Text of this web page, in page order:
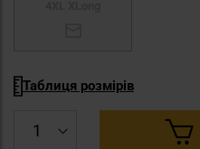
Таблиця розмірів